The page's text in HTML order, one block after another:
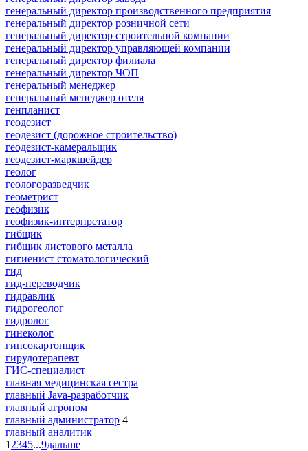
генеральный директор производственного предприятия
генеральный директор розничной сети
генеральный директор строительной компании
генеральный директор управляющей компании
генеральный директор филиала
генеральный директор ЧОП
генеральный менеджер
генеральный менеджер отеля
генпланист
геодезист
геодезист (дорожное строительство)
геодезист-камеральщик
геодезист-маркшейдер
геолог
геологоразведчик
геометрист
геофизик
геофизик-интерпретатор
гибщик
гибщик листового металла
гигиенист стоматологический
гид
гид-переводчик
гидравлик
гидрогеолог
гидролог
гинеколог
гипсокартонщик
гирудотерапевт
ГИС-специалист
главная медицинская сестра
главный Java-разработчик
главный агроном
главный администратор 4
главный аналитик
1 2345...9дальше